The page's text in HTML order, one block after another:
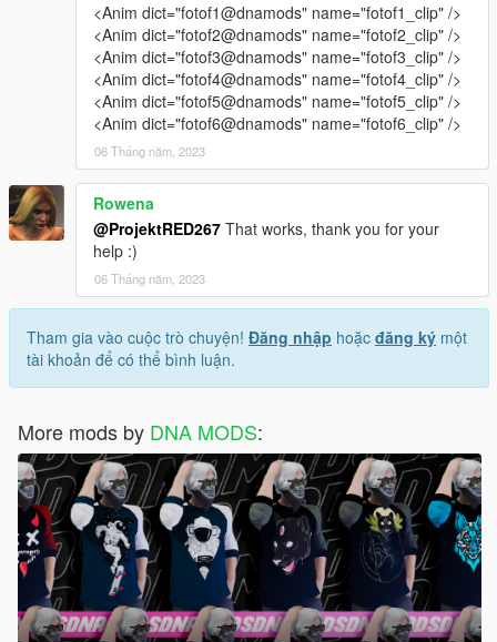
<Anim dict="fotof1@dnamods" name="fotof1_clip" />
<Anim dict="fotof2@dnamods" name="fotof2_clip" />
<Anim dict="fotof3@dnamods" name="fotof3_clip" />
<Anim dict="fotof4@dnamods" name="fotof4_clip" />
<Anim dict="fotof5@dnamods" name="fotof5_clip" />
<Anim dict="fotof6@dnamods" name="fotof6_clip" />
06 Tháng năm, 2023
Rowena
@ProjektRED267 That works, thank you for your
help :)
06 Tháng năm, 2023
Tham gia vào cuộc trò chuyện! Đăng nhập hoặc đăng ký một
tài khoản để có thể bình luận.
More mods by DNA MODS: